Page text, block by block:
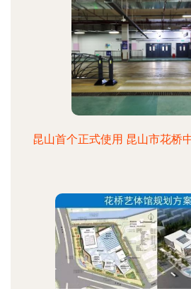
昆山首个正式使用 昆山市花桥